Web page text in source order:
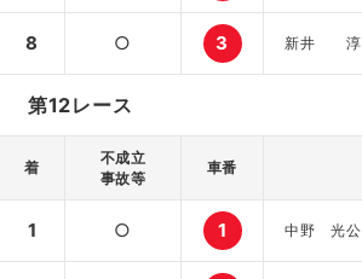
8 ○ 3 新井 淳
第12レース
着
不成立
事故等
車番
1 ○ 1 中野 光公